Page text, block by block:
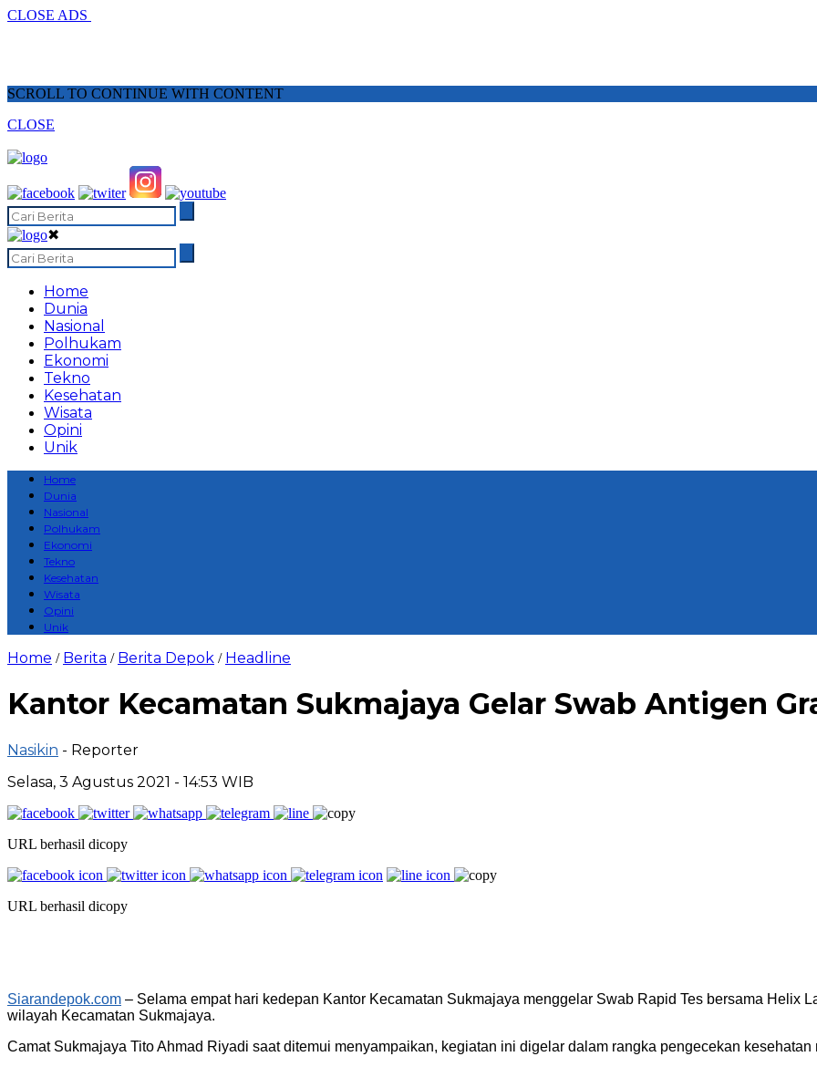
CLOSE ADS
SCROLL TO CONTINUE WITH CONTENT
CLOSE
✖
Home
Dunia
Nasional
Polhukam
Ekonomi
Tekno
Kesehatan
Wisata
Opini
Unik
Home
Dunia
Nasional
Polhukam
Ekonomi
Tekno
Kesehatan
Wisata
Opini
Unik
Home / Berita / Berita Depok / Headline
Kantor Kecamatan Sukmajaya Gelar Swab Antigen
Nasikin - Reporter
Selasa, 3 Agustus 2021 - 14:53 WIB
URL berhasil dicopy
URL berhasil dicopy
Siarandepok.com – Selama empat hari kedepan Kantor Kecamatan Sukmajaya menggelar Swab Rapid Tes bersama Helix
wilayah Kecamatan Sukmajaya.
Camat Sukmajaya Tito Ahmad Riyadi saat ditemui menyampaikan, kegiatan ini digelar dalam rangka pengecekan